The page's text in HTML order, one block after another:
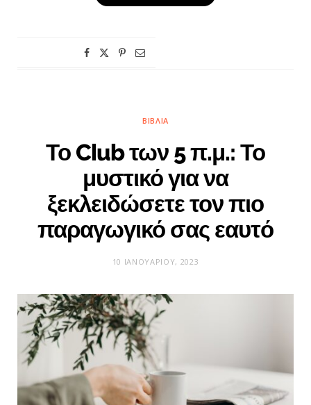
ΒΙΒΛΊΑ
Το Club των 5 π.μ.: Το
μυστικό για να
ξεκλειδώσετε τον πιο
παραγωγικό σας εαυτό
10 ΙΑΝΟΥΑΡΊΟΥ, 2023